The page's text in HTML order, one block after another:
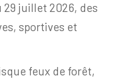
juillet 2026, des
sportives et
feux de forêt,